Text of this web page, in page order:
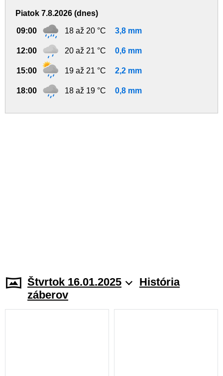
Piatok 7.8.2026 (dnes)
09:00 18 až 20 °C 3,8 mm
12:00 20 až 21 °C 0,6 mm
15:00 19 až 21 °C 2,2 mm
18:00 18 až 19 °C 0,8 mm
Štvrtok 16.01.2025
História
záberov